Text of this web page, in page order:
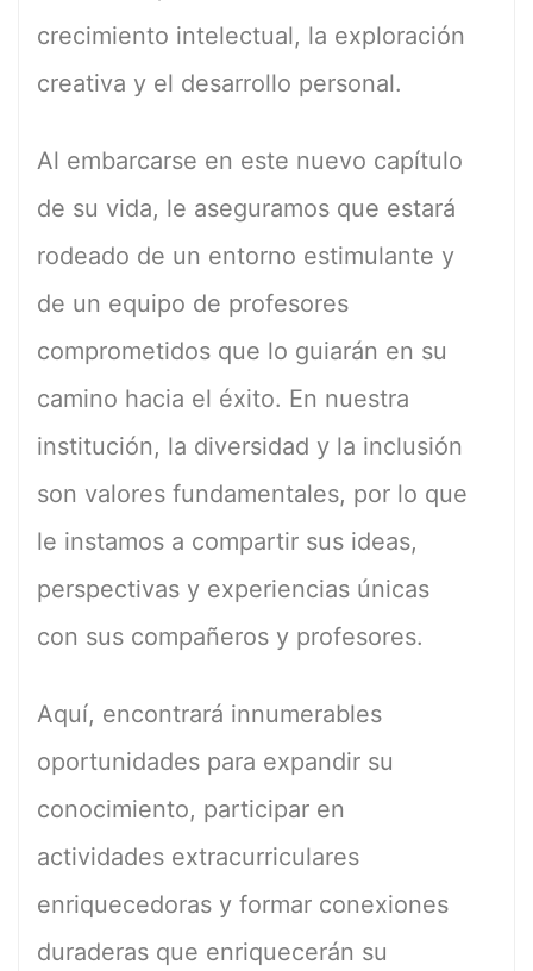
crecimiento intelectual, la exploración
creativa y el desarrollo personal.
Al embarcarse en este nuevo capítulo
de su vida, le aseguramos que estará
rodeado de un entorno estimulante y
de un equipo de profesores
comprometidos que lo guiarán en su
camino hacia el éxito. En nuestra
institución, la diversidad y la inclusión
son valores fundamentales, por lo que
le instamos a compartir sus ideas,
perspectivas y experiencias únicas
con sus compañeros y profesores.
Aquí, encontrará innumerables
oportunidades para expandir su
conocimiento, participar en
actividades extracurriculares
enriquecedoras y formar conexiones
duraderas que enriquecerán su